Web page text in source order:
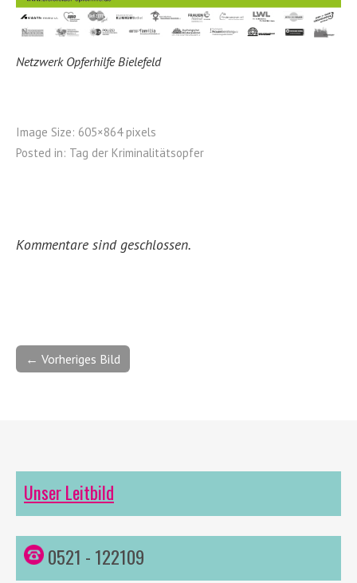
Netzwerk Opferhilfe Bielefeld
Image Size: 605×864 pixels
Posted in: Tag der Kriminalitätsopfer
Kommentare sind geschlossen.
← Vorheriges Bild
Unser Leitbild
0521 - 122109